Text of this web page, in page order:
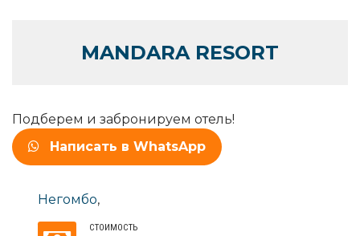
MANDARA RESORT
Подберем и забронируем отель!
Написать в WhatsApp
Негомбо,
СТОИМОСТЬ